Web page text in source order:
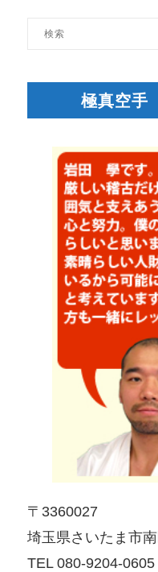
極真空
〒3360027
埼玉県さいたま市
TEL 080-9204-0605